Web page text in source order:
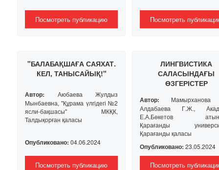
Посмотреть публикацию Посмотреть
"БАЛАБАҚШАҒА САЯХАТ.
КЕЛ, ТАНЫСАЙЫҚ!"
Автор: Аюбаева Жулдыз
Мынбаевна, "Құрама үлгідегі №2
ясли-бақшасы" МКҚК,
Талдықорған қаласы
Опубликовано: 04.06.2024
Посмотреть публикацию
ЛИНГВИСТИКА
САЛАСЫНДАҒЫ
ӨЗГЕРІСТЕР
Автор: Мамырханова
Алдабаева Г.Ж.,
Е.А.Бөкетов
Қарағанды
Қарағанды қаласы
Опубликовано: 23.05.2024
Посмотреть